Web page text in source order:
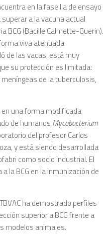
en la fase IIa de ensayo
a la vacuna actual
BCG (Bacille Calmette-Guerin).
viva atenuada
de las vacas, está muy
su protección es limitada:
de la tuberculosis,
en una forma modificada
de humanos Mycobacterium
del profesor Carlos
y está siendo desarrollada
como socio industrial. El
la BCG en la inmunización de
ha demostrado perfiles
superior a BCG frente a
modelos animales.